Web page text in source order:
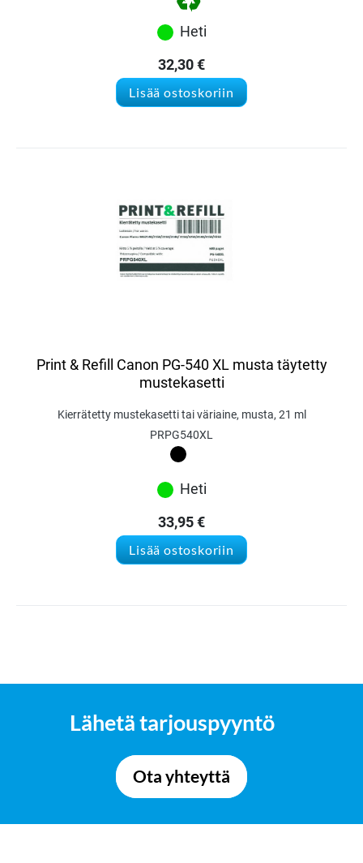
Heti
32,30€
Lisää ostoskoriin
Print & Refill Canon PG-540 XL musta täytetty
mustekasetti
Kierrätetty mustekasetti tai väriaine, musta, 21 ml
PRPG540XL
Heti
33,95€
Lisää ostoskoriin
Lähetä tarjouspyyntö
Ota yhteyttä